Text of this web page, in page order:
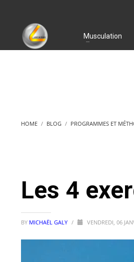
Musculation
HOME BLOG PROGRAMMES ET
Les 4
BY MICHAËL GALY / VENDREDI, 06